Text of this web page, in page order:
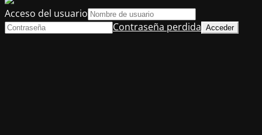
Acceso del usuario
Contraseña perdida